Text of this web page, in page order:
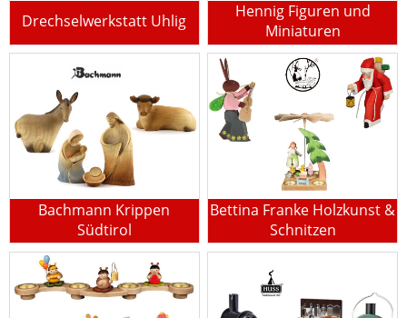
Drechselwerkstatt Uhlig
Hennig Figuren und
Miniaturen
Bachmann Krippen
Südtirol
Bettina Franke Holzkunst &
Schnitzen